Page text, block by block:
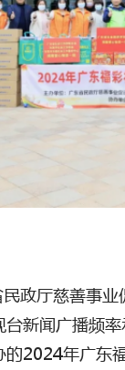
政厅慈善事
新闻广播频
的2024年广东